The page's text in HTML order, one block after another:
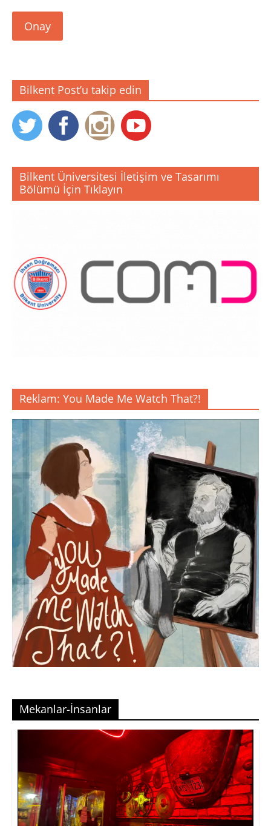
Onay
Bilkent Post’u takip edin
Bilkent Üniversitesi İletişim ve Tasarımı
Bölümü İçin Tıklayın
Reklam: You Made Me Watch That?!
Mekanlar-İnsanlar